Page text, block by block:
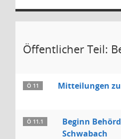
Öffentlicher Teil:
Ö 11 Mitteilungen
Ö 11.1
Beginn
Schwabach